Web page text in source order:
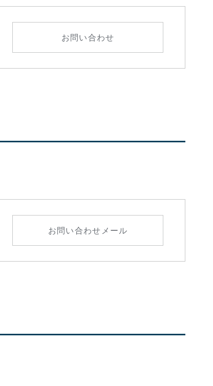
お問い合わせ
お問い合わせメール